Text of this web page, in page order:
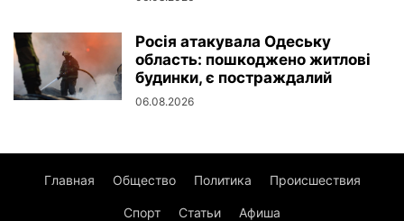
Росія атакувала Одеську
область: пошкоджено житлові
будинки, є постраждалий
06.08.2026
Главная Общество Политика Происшествия
Спорт Статьи Афиша